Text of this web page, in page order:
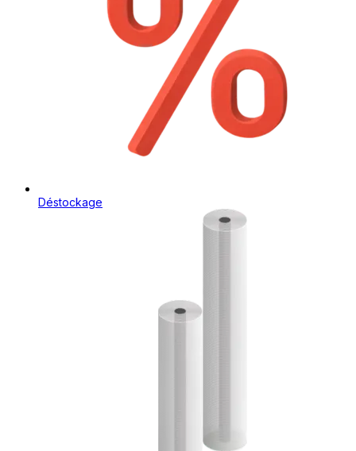
Déstockage